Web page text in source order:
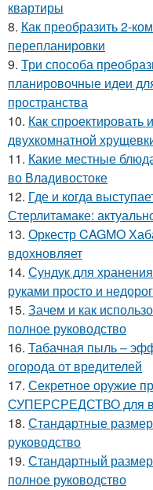
квартиры
8. Как преобразить 2-
перепланировки
9. Три способа
планировочные идеи
пространства
10. Как
двухкомнатной
11. Какие местные
во Владивостоке
12. Где и когда
Стерлитамаке:
13. Оркестр CAGMO
вдохновляет
14. Сундук для
руками просто и
15. Зачем и как
полное руководство
16. Табачная пыль –
огорода от вредителей
17. Секретное оружие
СУПЕРСРЕДСТВО для
18. Стандартные
руководство
19. Стандартный
полное руководство